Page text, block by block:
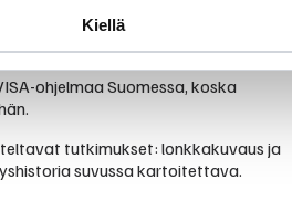
Kiellä
rotu ilman merkittäviä
korvien tarkistus on
ohjelmaa Suomessa, koska
tutkimukset: lonkkakuvaus ja
suvussa kartoitettava.